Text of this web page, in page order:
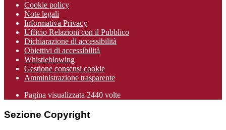
Cookie policy
Note legali
Informativa Privacy
Ufficio Relazioni con il Pubblico
Dichiarazione di accessibilità
Obiettivi di accessibilità
Whistleblowing
Gestione consensi cookie
Amministrazione trasparente
Pagina visualizzata 2440 volte
Sezione Copyright